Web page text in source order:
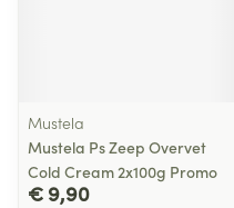
Mustela
Mustela Ps Zeep Overvet
Cold Cream 2x100g Promo
€ 9,90